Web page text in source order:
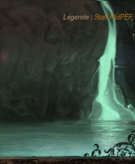
Légende :Staff RIdPEF,